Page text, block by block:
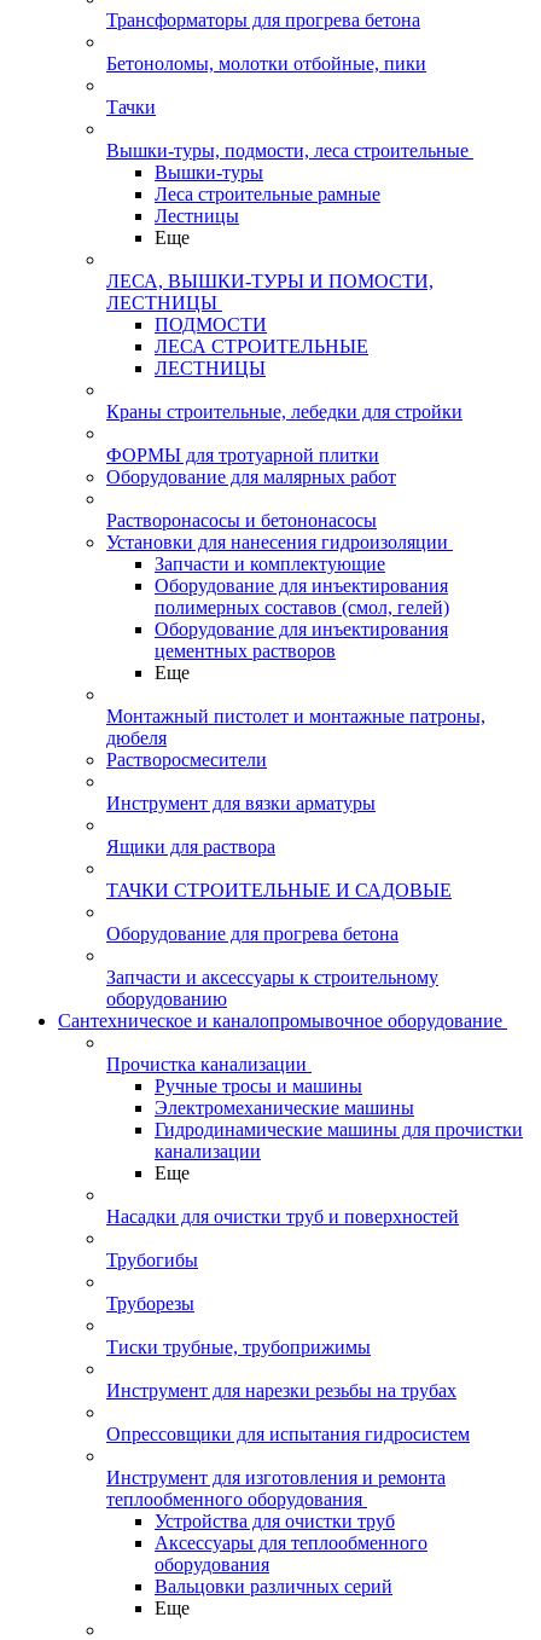
Трансформаторы для прогрева бетона
Бетоноломы, молотки отбойные, пики
Тачки
Вышки-туры, подмости, леса строительные
Вышки-туры
Леса строительные рамные
Лестницы
Еще
ЛЕСА, ВЫШКИ-ТУРЫ И ПОМОСТИ,
ЛЕСТНИЦЫ
ПОДМОСТИ
ЛЕСА СТРОИТЕЛЬНЫЕ
ЛЕСТНИЦЫ
Краны строительные, лебедки для стройки
ФОРМЫ для тротуарной плитки
Оборудование для малярных работ
Растворонасосы и бетононасосы
Установки для нанесения гидроизоляции
Запчасти и комплектующие
Оборудование для инъектирования
полимерных составов (смол, гелей)
Оборудование для инъектирования
цементных растворов
Еще
Монтажный пистолет и монтажные патроны,
дюбеля
Растворосмесители
Инструмент для вязки арматуры
Ящики для раствора
ТАЧКИ СТРОИТЕЛЬНЫЕ И САДОВЫЕ
Оборудование для прогрева бетона
Запчасти и аксессуары к строительному
оборудованию
Сантехническое и каналопромывочное оборудование
Прочистка канализации
Ручные тросы и машины
Электромеханические машины
Гидродинамические машины для прочистки
канализации
Еще
Насадки для очистки труб и поверхностей
Трубогибы
Труборезы
Тиски трубные, трубоприжимы
Инструмент для нарезки резьбы на трубах
Опрессовщики для испытания гидросистем
Инструмент для изготовления и ремонта
теплообменного оборудования
Устройства для очистки труб
Аксессуары для теплообменного
оборудования
Вальцовки различных серий
Еще